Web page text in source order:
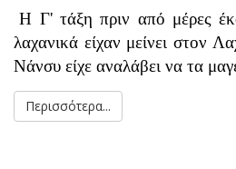
Η Γ' τάξη πριν από μέρες
λαχανικά είχαν μείνει στον
Νάνσυ είχε αναλάβει να τα
Περισσότερα...